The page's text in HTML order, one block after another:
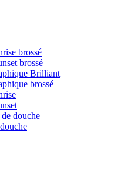
brossé
brossé
Brilliant
brossé
douche